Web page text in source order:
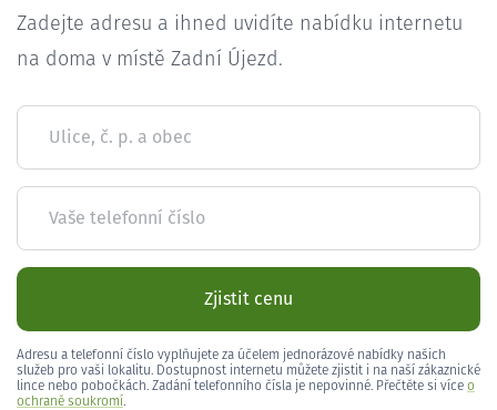
Zadejte adresu a ihned uvidíte nabídku internetu
na doma v místě Zadní Újezd.
Ulice, č. p. a obec
Vaše telefonní číslo
Zjistit cenu
Adresu a telefonní číslo vyplňujete za účelem jednorázové nabídky našich
služeb pro vaši lokalitu. Dostupnost internetu můžete zjistit i na naší zákaznické
lince nebo pobočkách. Zadání telefonního čísla je nepovinné. Přečtěte si více o
ochraně soukromí.